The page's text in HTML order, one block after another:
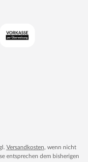
Versandkosten, wenn nicht
entsprechen dem bisherigen